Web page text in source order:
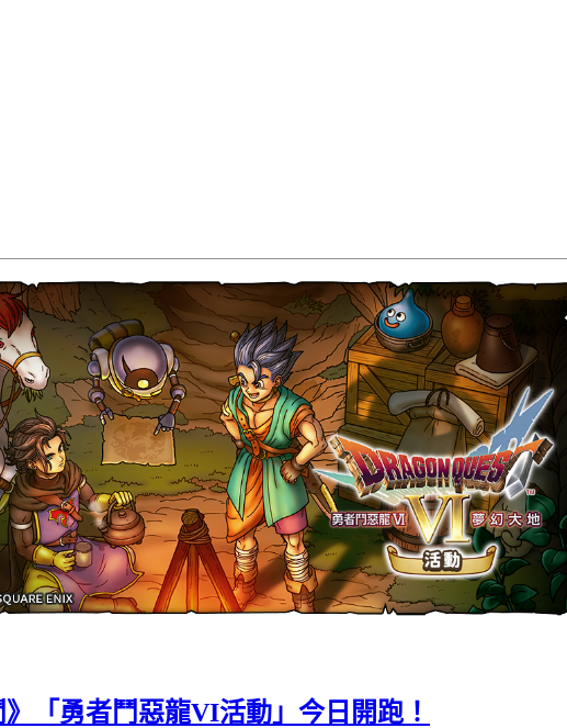
》「勇者鬥惡龍VI活動」今日開跑！